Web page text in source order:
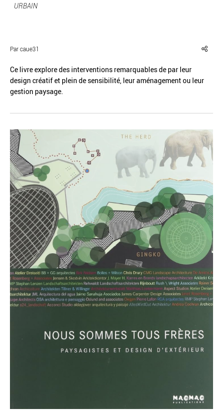
AUTRES CRITÈRES
Réinitialiser Fermer la recherche avancée
URBAIN
Par caue31
Ce livre explore des interventions remarquables de par leur
design créatif et plein de sensibilité, leur aménagement ou leur
gestion paysage.